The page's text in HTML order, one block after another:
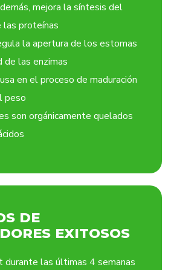
mejora la síntesis del
las proteínas
la apertura de los estomas
de las enzimas
en el proceso de maduración
peso
son orgánicamente quelados
DE
EXITOSOS
durante las últimas 4 semanas